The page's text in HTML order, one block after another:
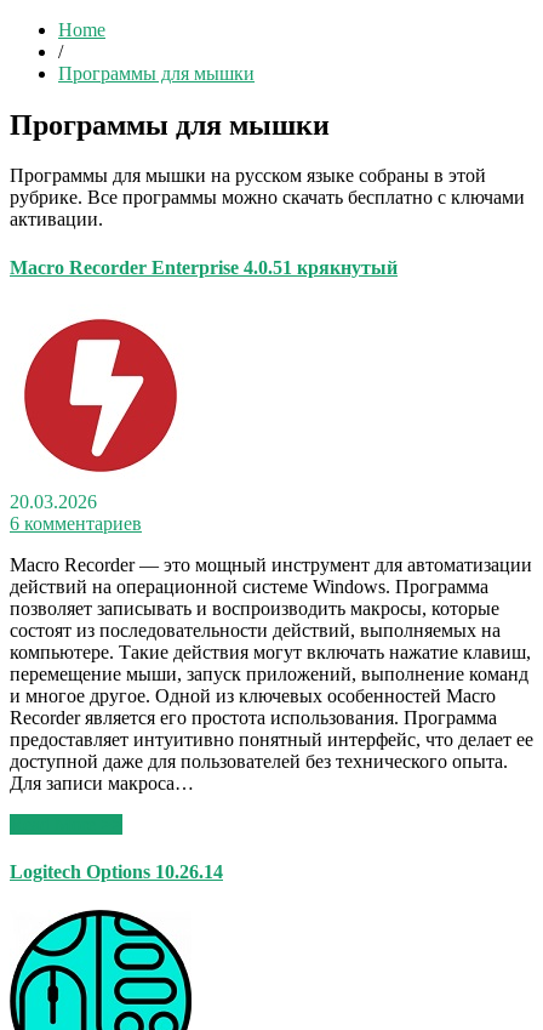
Home
/
Программы для мышки
Программы для мышки
Программы для мышки на русском языке собраны в этой
рубрике. Все программы можно скачать бесплатно с ключами
активации.
Macro Recorder Enterprise 4.0.51 крякнутый
20.03.2026
6 комментариев
Macro Recorder — это мощный инструмент для автоматизации
действий на операционной системе Windows. Программа
позволяет записывать и воспроизводить макросы, которые
состоят из последовательности действий, выполняемых на
компьютере. Такие действия могут включать нажатие клавиш,
перемещение мыши, запуск приложений, выполнение команд
и многое другое. Одной из ключевых особенностей Macro
Recorder является его простота использования. Программа
предоставляет интуитивно понятный интерфейс, что делает ее
доступной даже для пользователей без технического опыта.
Для записи макроса…
Logitech Options 10.26.14